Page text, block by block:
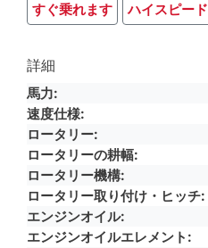
すぐ乗れます ハイスピード
詳細
馬力
速度仕様
ロータリー
ロータリーの耕幅
ロータリー機構
ロータリー取り付け・ヒッチ
エンジンオイル
エンジンオイルエレメント